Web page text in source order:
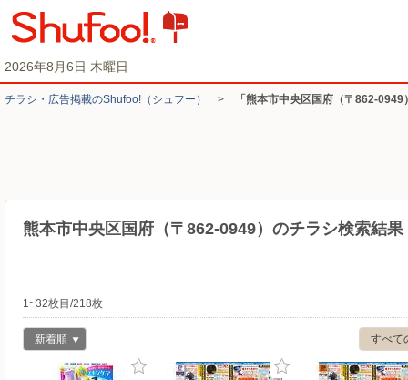
2026年8月6日 木曜日
チラシ・​広告掲載の​Shufoo!​（シュフー） > 「熊本市中央区国府（〒862-
熊本市中央区国府（〒862-0949）のチラシ検索結果
1~32枚目/218枚
すべて
新着順